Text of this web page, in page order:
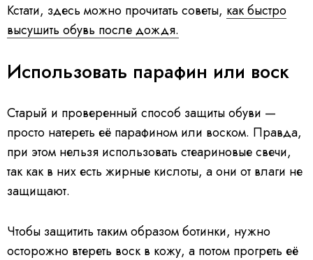
Кстати, здесь можно прочитать советы, как быстро
высушить обувь после дождя.
Использовать парафин или воск
Старый и проверенный способ защиты обуви —
просто натереть её парафином или воском. Правда,
при этом нельзя использовать стеариновые свечи,
так как в них есть жирные кислоты, а они от влаги не
защищают.
Чтобы защитить таким образом ботинки, нужно
осторожно втереть воск в кожу, а потом прогреть её